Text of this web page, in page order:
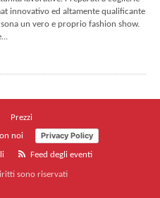
innovativo ed altamente qualificante
un vero e proprio fashion show.
Prezzi
noi
Privacy Policy
Feed degli eventi
sono riservati